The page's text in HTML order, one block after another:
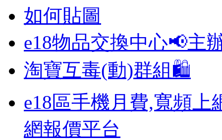
如何貼圖
e18物品交換中心📢主
淘寶互毒(動)群組🛍️
e18區手機月費,寬頻上
網報價平台